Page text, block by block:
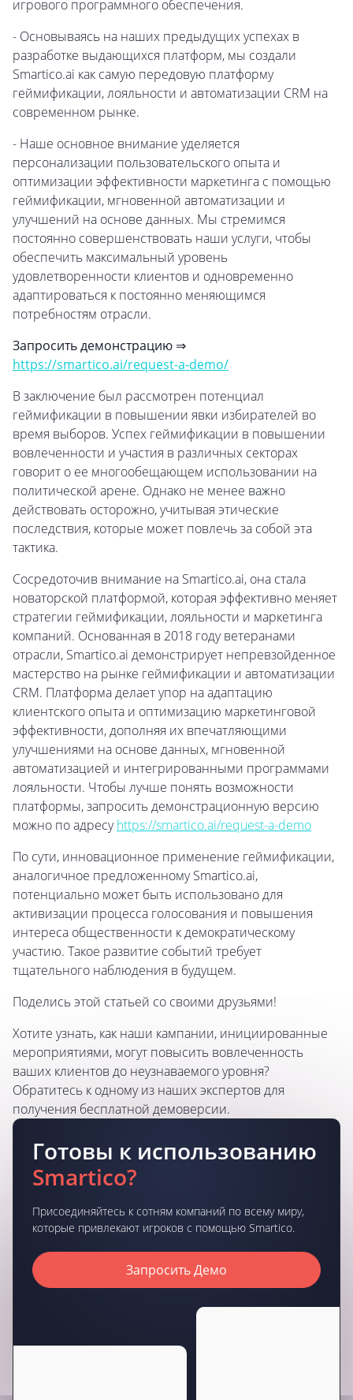
игрового программного обеспечения.
- Основываясь на наших предыдущих успехах в
разработке выдающихся платформ, мы создали
Smartico.ai как самую передовую платформу
геймификации, лояльности и автоматизации CRM на
современном рынке.
- Наше основное внимание уделяется
персонализации пользовательского опыта и
оптимизации эффективности маркетинга с помощью
геймификации, мгновенной автоматизации и
улучшений на основе данных. Мы стремимся
постоянно совершенствовать наши услуги, чтобы
обеспечить максимальный уровень
удовлетворенности клиентов и одновременно
адаптироваться к постоянно меняющимся
потребностям отрасли.
Запросить демонстрацию ⇒
https://smartico.ai/request-a-demo/
В заключение был рассмотрен потенциал
геймификации в повышении явки избирателей во
время выборов. Успех геймификации в повышении
вовлеченности и участия в различных секторах
говорит о ее многообещающем использовании на
политической арене. Однако не менее важно
действовать осторожно, учитывая этические
последствия, которые может повлечь за собой эта
тактика.
Сосредоточив внимание на Smartico.ai, она стала
новаторской платформой, которая эффективно меняет
стратегии геймификации, лояльности и маркетинга
компаний. Основанная в 2018 году ветеранами
отрасли, Smartico.ai демонстрирует непревзойденное
мастерство на рынке геймификации и автоматизации
CRM. Платформа делает упор на адаптацию
клиентского опыта и оптимизацию маркетинговой
эффективности, дополняя их впечатляющими
улучшениями на основе данных, мгновенной
автоматизацией и интегрированными программами
лояльности. Чтобы лучше понять возможности
платформы, запросить демонстрационную версию
можно по адресуhttps://smartico.ai/request-a-demo
По сути, инновационное применение геймификации,
аналогичное предложенному Smartico.ai,
потенциально может быть использовано для
активизации процесса голосования и повышения
интереса общественности к демократическому
участию. Такое развитие событий требует
тщательного наблюдения в будущем.
Поделись этой статьей со своими друзьями!
Хотите узнать, как наши кампании, инициированные
мероприятиями, могут повысить вовлеченность
ваших клиентов до неузнаваемого уровня?
Обратитесь к одному из наших экспертов для
получения бесплатной демоверсии.
Готовы к использованию
Smartico?
Присоединяйтесь к сотням компаний по всему миру,
которые привлекают игроков с помощью Smartico.
Запросить Демо